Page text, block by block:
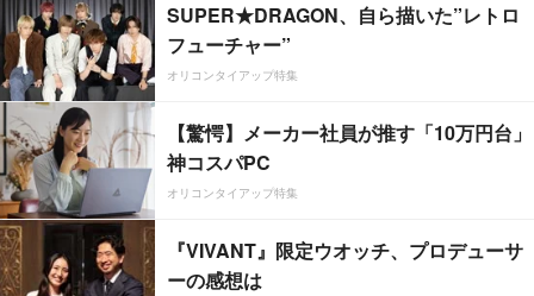
SUPER★DRAGON、自ら描いた”レトロ
フューチャー”
オリコンタイアップ特集
【驚愕】メーカー社員が推す「10万円台」
神コスパPC
オリコンタイアップ特集
『VIVANT』限定ウオッチ、プロデューサ
ーの感想は